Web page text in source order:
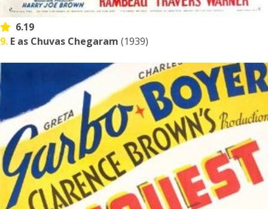
6.19
9. E as Chuvas Chegaram (1939)